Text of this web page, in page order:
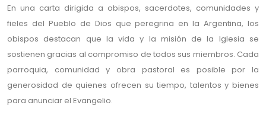
En una carta dirigida a obispos, sacerdotes, comunidades y
fieles del Pueblo de Dios que peregrina en la Argentina, los
obispos destacan que la vida y la misión de la Iglesia se
sostienen gracias al compromiso de todos sus miembros. Cada
parroquia, comunidad y obra pastoral es posible por la
generosidad de quienes ofrecen su tiempo, talentos y bienes
para anunciar el Evangelio.